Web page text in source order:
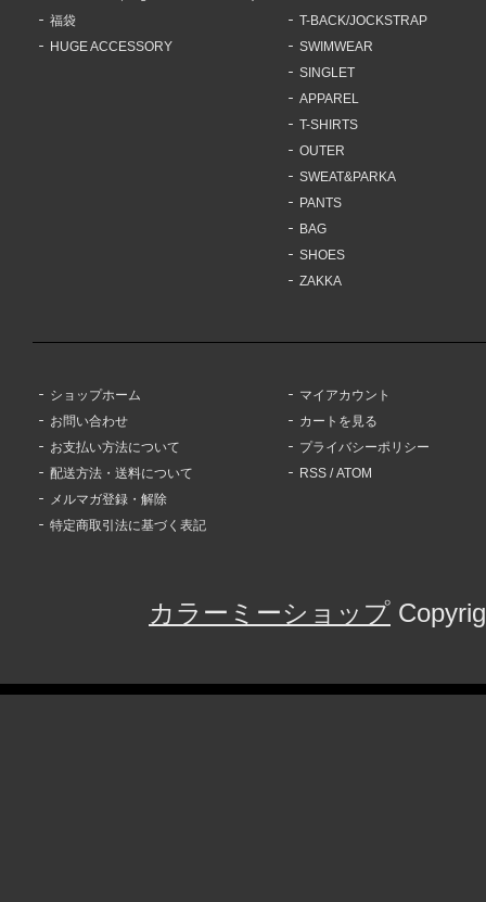
福袋
HUGE ACCESSORY
T-BACK/JOCKSTRAP
SWIMWEAR
SINGLET
APPAREL
T-SHIRTS
OUTER
SWEAT&PARKA
PANTS
BAG
SHOES
ZAKKA
ショップホーム
お問い合わせ
お支払い方法について
配送方法・送料について
メルマガ登録・解除
特定商取引法に基づく表記
マイアカウント
カートを見る
プライバシーポリシー
RSS /ATOM
カラーミーショップ